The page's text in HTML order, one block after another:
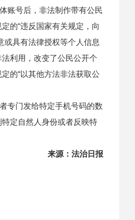
账号后，非法制作带有公民
的“违反国家有关规定，向
或具有法律授权等个人信息
利用，改变了公民公开个
的“以其他方法非法获取公
专门发给特定手机号码的数
定自然人身份或者反映特
来源：法治日报